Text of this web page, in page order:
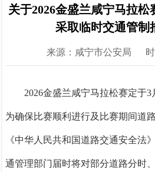
关于2026金盛兰咸宁马拉
采取临时交通管制
来源：咸宁市公安局
2026金盛兰咸宁马拉松赛定于3
为确保比赛顺利进行及比赛期间道
《中华人民共和国道路交通安全法
通管理部门届时将对部分道路分时